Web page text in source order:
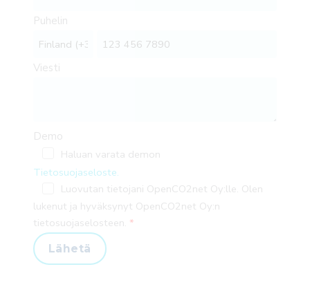
Puhelin
Viesti
Demo
Haluan varata demon
Tietosuojaseloste.
Luovutan tietojani OpenCO2net Oy:lle. Olen
lukenut ja hyväksynyt OpenCO2net Oy:n
tietosuojaselosteen.
Lähetä